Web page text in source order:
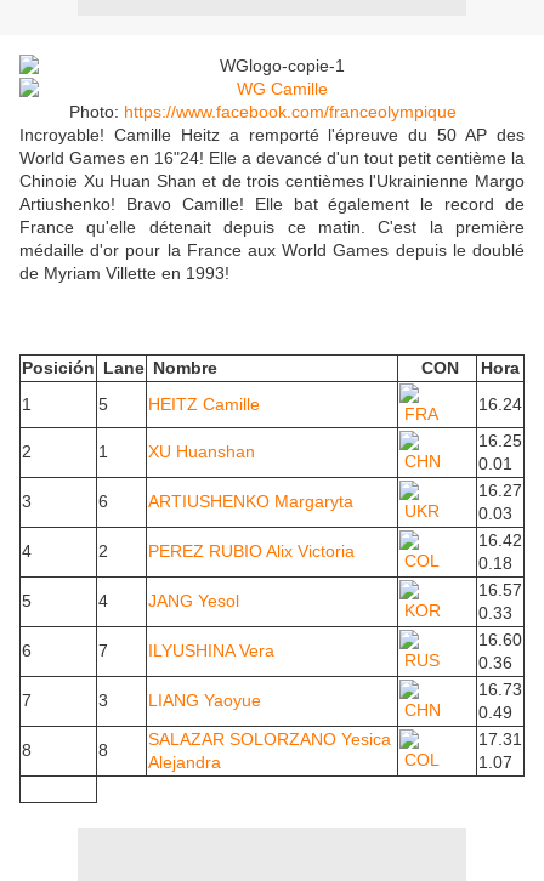
Photo: https://www.facebook.com/franceolympique
Incroyable! Camille Heitz a remporté l'épreuve du 50 AP des
World Games en 16"24! Elle a devancé d'un tout petit centième la
Chinoie Xu Huan Shan et de trois centièmes l'Ukrainienne Margo
Artiushenko! Bravo Camille! Elle bat également le record de
France qu'elle détenait depuis ce matin. C'est la première
médaille d'or pour la France aux World Games depuis le doublé
de Myriam Villette en 1993!
Posición Lane Nombre CON
Hora
1
5 HEITZ Camille FRA 16.24
2 1 XU Huanshan CHN
16.25
0.01
3
6 ARTIUSHENKO Margaryta UKR
16.27
0.03
4
2 PEREZ RUBIO Alix Victoria COL
16.42
0.18
5
4 JANG Yesol KOR
16.57
0.33
6
7 ILYUSHINA Vera RUS
16.60
0.36
7
3 LIANG Yaoyue CHN
16.73
0.49
8
8
SALAZAR SOLORZANO Yesica
Alejandra
COL
17.31
1.07